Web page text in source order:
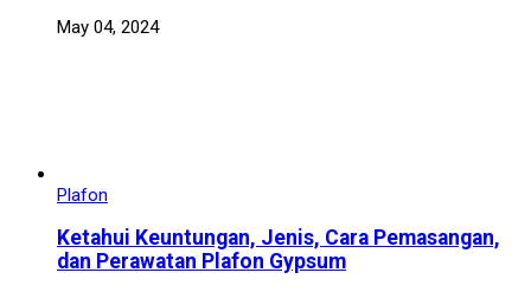
May 04, 2024
Plafon
Ketahui Keuntungan, Jenis, Cara Pemasangan,
dan Perawatan Plafon Gypsum